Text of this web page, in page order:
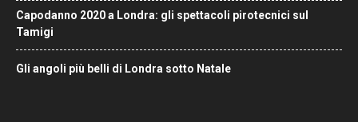
Capodanno 2020 a Londra: gli spettacoli pirotecnici sul
Tamigi
Gli angoli più belli di Londra sotto Natale